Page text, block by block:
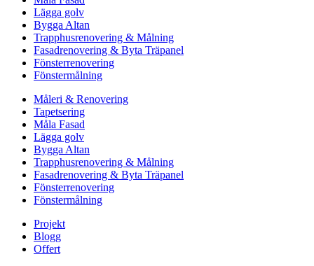
Lägga golv
Bygga Altan
Trapphusrenovering & Målning
Fasadrenovering & Byta Träpanel
Fönsterrenovering
Fönstermålning
Måleri & Renovering
Tapetsering
Måla Fasad
Lägga golv
Bygga Altan
Trapphusrenovering & Målning
Fasadrenovering & Byta Träpanel
Fönsterrenovering
Fönstermålning
Projekt
Blogg
Offert